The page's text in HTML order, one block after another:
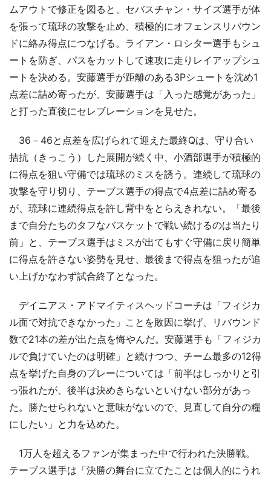
ムアウトで修正を図ると、セバスチャン・サイズ選手が体
を張って琉球の攻撃を止め、積極的にオフェンスリバウン
ドに絡み得点につなげる。ライアン・ロシター選手もシュ
ートを防ぎ、パスをカットして速攻に走りレイアップシュ
ートを決める。安藤選手が距離のある3Pシュートを沈め1
点差に詰め寄ったが、安藤選手は「入った感覚があった」
と打った直後にセレブレーションを見せた。
36－46と点差を広げられて迎えた最終Qは、守り合い
拮抗（きっこう）した展開が続く中、小酒部選手が積極的
に得点を狙い守備では琉球のミスを誘う。連続して琉球の
攻撃を守り切り、テーブス選手の得点で4点差に詰め寄る
が、琉球に連続得点を許し背中をとらえきれない。「最後
まで自分たちのタフなバスケットで戦い続けるのは当たり
前」と、テーブス選手はミスが出てもすぐ守備に戻り簡単
に得点を許さない姿勢を見せ、最後まで得点を狙ったが追
い上げかなわず試合終了となった。
デイニアス・アドマイティスヘッドコーチは「フィジカ
ル面で対抗できなかった」ことを敗因に挙げ、リバウンド
数で21本の差が出た点を悔やんだ。安藤選手も「フィジカ
ルで負けていたのは明確」と続けつつ、チーム最多の12得
点を挙げた自身のプレーについては「前半はしっかりと引
っ張れたが、後半は決めきらないといけない部分があっ
た。勝たせられないと意味がないので、見直して自分の糧
にしたい」と力を込めた。
1万人を超えるファンが集まった中で行われた決勝戦。
テーブス選手は「決勝の舞台に立てたことは個人的にうれ